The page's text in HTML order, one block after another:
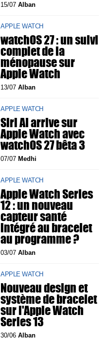
15/07Alban
APPLE WATCH
watchOS 27 : un suivi
complet de la
ménopause sur
Apple Watch
13/07Alban
APPLE WATCH
Siri AI arrive sur
Apple Watch avec
watchOS 27 bêta 3
07/07Medhi
APPLE WATCH
Apple Watch Series
12 : un nouveau
capteur santé
intégré au bracelet
au programme ?
03/07Alban
APPLE WATCH
Nouveau design et
système de bracelet
sur l'Apple Watch
Series 13
30/06Alban